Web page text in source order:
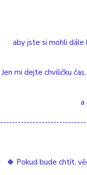
aby jste si mohli dále
Jen mi dejte chviličku
a
🍀 Pokud bude chtít,